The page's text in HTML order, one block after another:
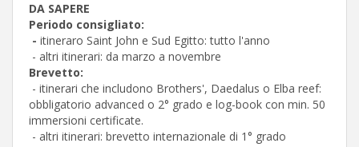
DA SAPERE
Periodo consigliato:
- itineraro Saint John e Sud Egitto: tutto l'anno
- altri itinerari: da marzo a novembre
Brevetto:
- itinerari che includono Brothers', Daedalus o Elba reef:
obbligatorio advanced o 2° grado e log-book con min. 50
immersioni certificate.
- altri itinerari: brevetto internazionale di 1° grado